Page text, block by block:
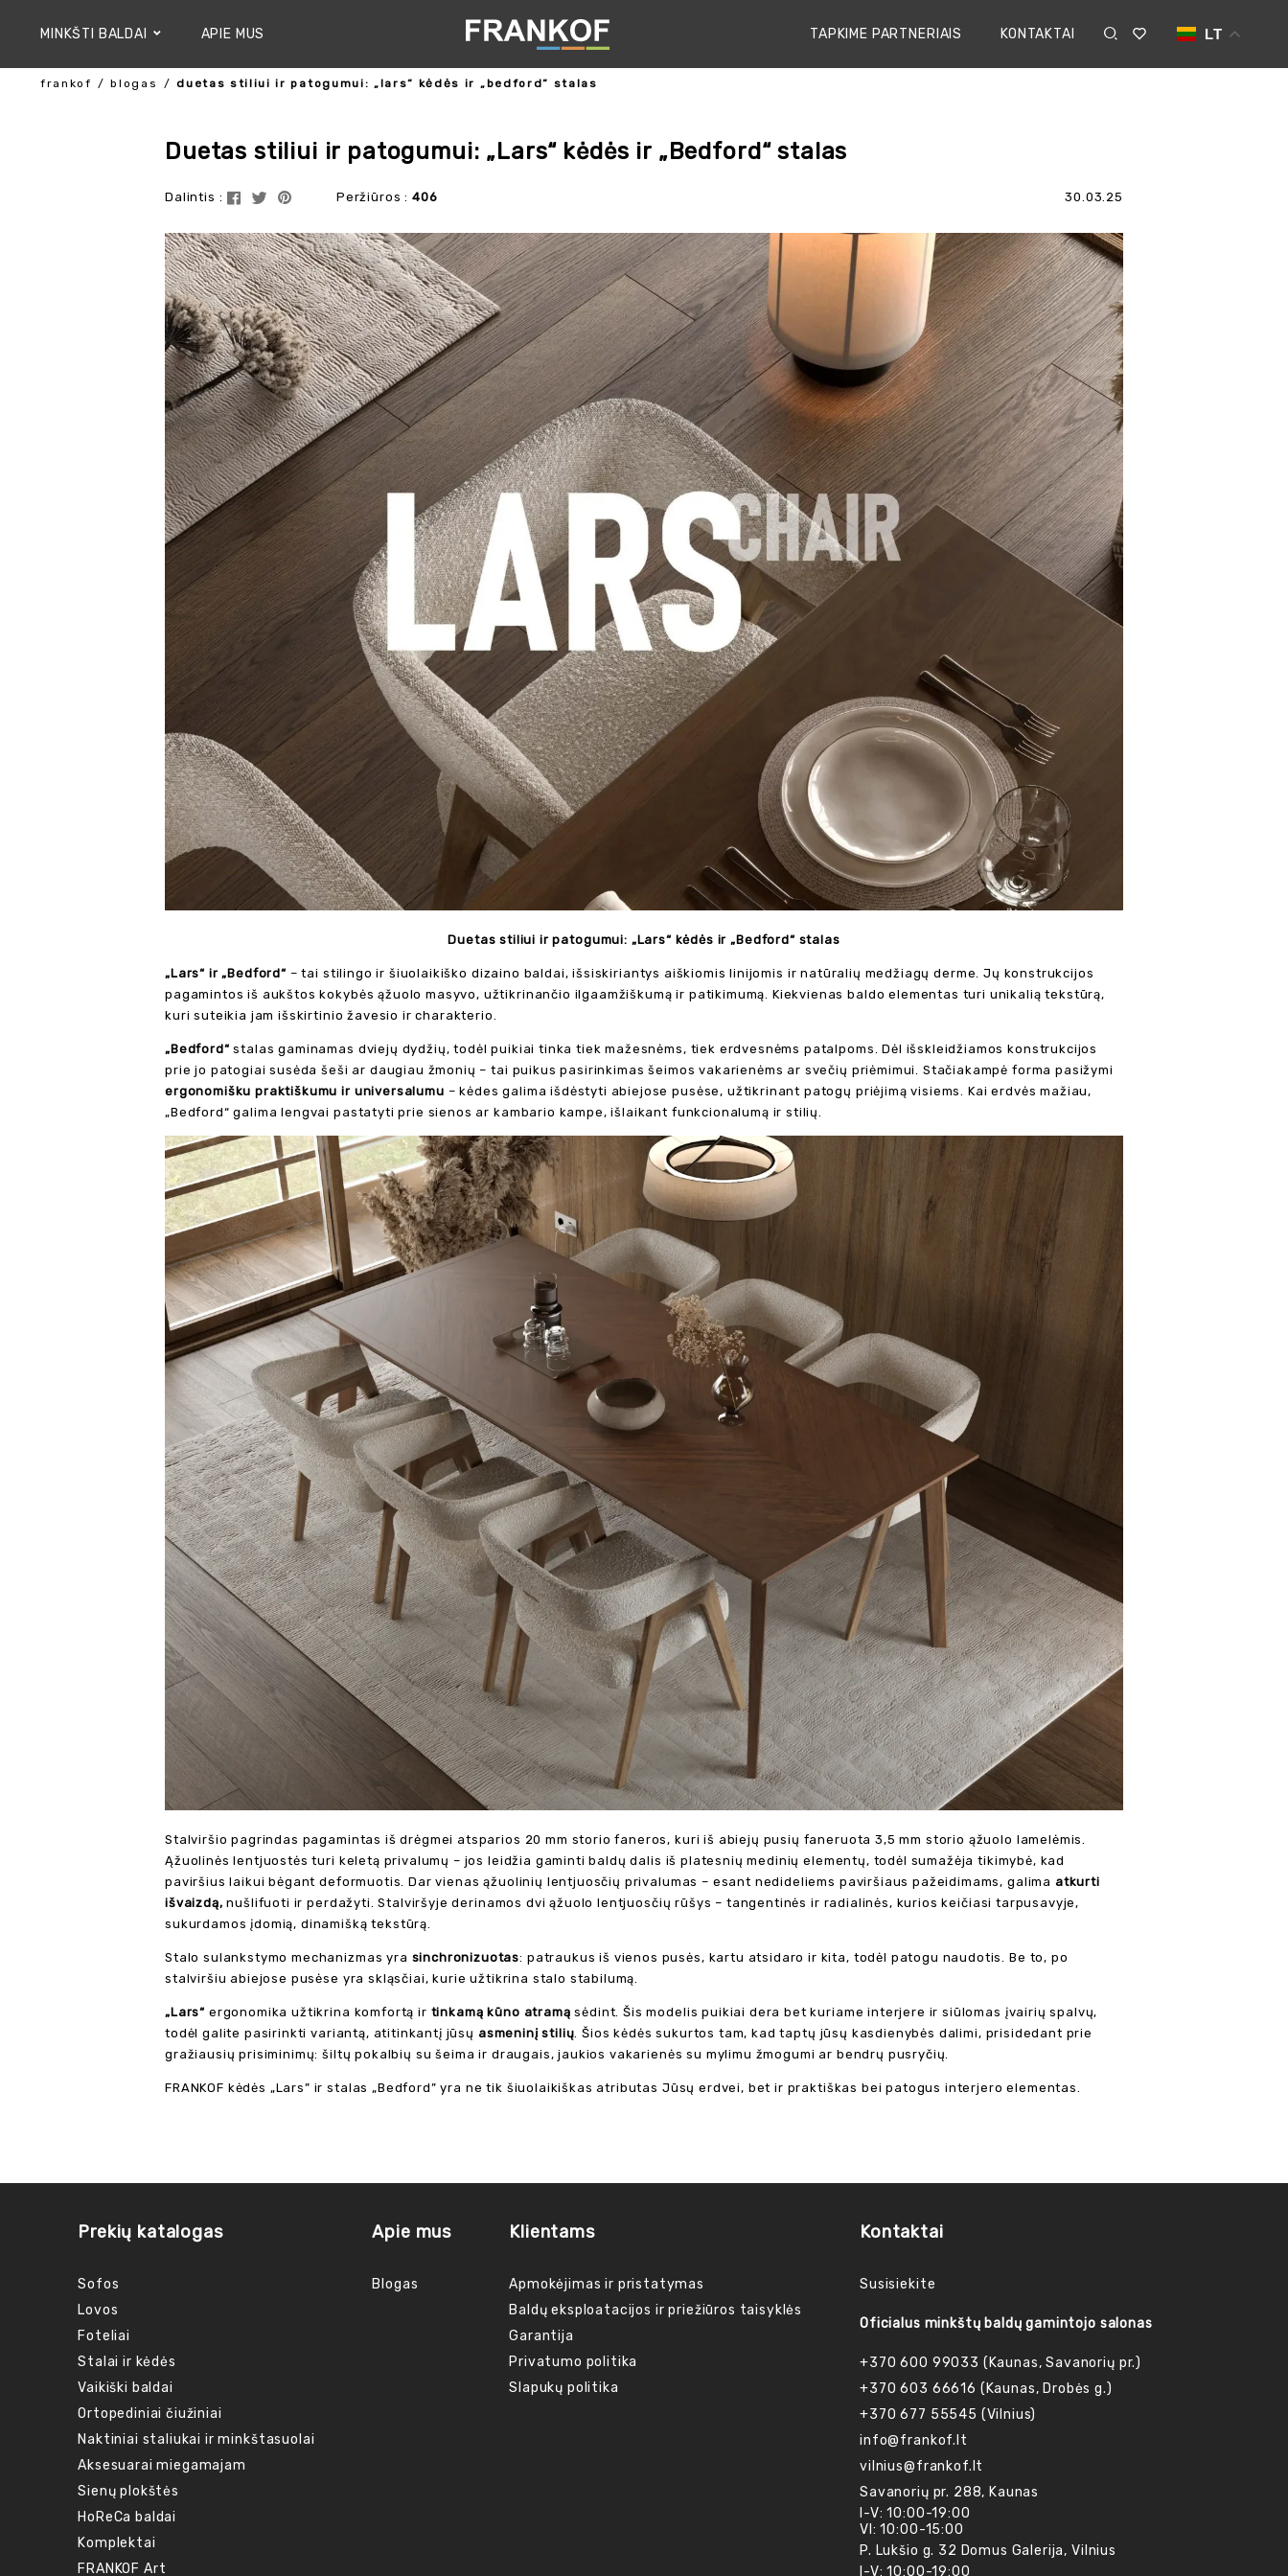
MINKŠTI BALDAI APIE MUS TAPKIME PARTNERIAIS KONTAKTAI LT
frankof blogas duetas stiliui ir patogumui: „lars“ kėdės ir „bedford“ stalas
Duetas stiliui ir patogumui: „Lars“ kėdės ir „Bedford“ stalas
Dalintis : Peržiūros :406 30.03.25
Duetas stiliui ir patogumui: „Lars“ kėdės ir „Bedford“ stalas
„Lars“ ir „Bedford“ – tai stilingo ir šiuolaikiško dizaino baldai, išsiskiriantys aiškiomis linijomis ir natūralių medžiagų derme. Jų konstrukcijos
pagamintos iš aukštos kokybės ąžuolo masyvo, užtikrinančio ilgaamžiškumą ir patikimumą. Kiekvienas baldo elementas turi unikalią tekstūrą,
kuri suteikia jam išskirtinio žavesio ir charakterio.
„Bedford“ stalas gaminamas dviejų dydžių, todėl puikiai tinka tiek mažesnėms, tiek erdvesnėms patalpoms. Dėl išskleidžiamos konstrukcijos
prie jo patogiai susėda šeši ar daugiau žmonių – tai puikus pasirinkimas šeimos vakarienėms ar svečių priėmimui. Stačiakampė forma pasižymi
ergonomišku praktiškumu ir universalumu – kėdes galima išdėstyti abiejose pusėse, užtikrinant patogų priėjimą visiems. Kai erdvės mažiau,
„Bedford“ galima lengvai pastatyti prie sienos ar kambario kampe, išlaikant funkcionalumą ir stilių.
Stalviršio pagrindas pagamintas iš drėgmei atsparios 20 mm storio faneros, kuri iš abiejų pusių faneruota 3,5 mm storio ąžuolo lamelėmis.
Ąžuolinės lentjuostės turi keletą privalumų – jos leidžia gaminti baldų dalis iš platesnių medinių elementų, todėl sumažėja tikimybė, kad
paviršius laikui bėgant deformuotis. Dar vienas ąžuolinių lentjuosčių privalumas – esant nedideliems paviršiaus pažeidimams, galima atkurti
išvaizdą, nušlifuoti ir perdažyti. Stalviršyje derinamos dvi ąžuolo lentjuosčių rūšys – tangentinės ir radialinės, kurios keičiasi tarpusavyje,
sukurdamos įdomią, dinamišką tekstūrą.
Stalo sulankstymo mechanizmas yra sinchronizuotas: patraukus iš vienos pusės, kartu atsidaro ir kita, todėl patogu naudotis. Be to, po
stalviršiu abiejose pusėse yra skląsčiai, kurie užtikrina stalo stabilumą.
„Lars“ ergonomika užtikrina komfortą ir tinkamą kūno atramą sėdint. Šis modelis puikiai dera bet kuriame interjere ir siūlomas įvairių spalvų,
todėl galite pasirinkti variantą, atitinkantį jūsų asmeninį stilių. Šios kėdės sukurtos tam, kad taptų jūsų kasdienybės dalimi, prisidedant prie
gražiausių prisiminimų: šiltų pokalbių su šeima ir draugais, jaukios vakarienės su mylimu žmogumi ar bendrų pusryčių.
FRANKOF kėdės „Lars” ir stalas „Bedford” yra ne tik šiuolaikiškas atributas Jūsų erdvei, bet ir praktiškas bei patogus interjero elementas.
Prekių katalogas
Sofos
Lovos
Foteliai
Stalai ir kėdės
Vaikiški baldai
Ortopediniai čiužiniai
Naktiniai staliukai ir minkštasuolai
Aksesuarai miegamajam
Sienų plokštės
HoReCa baldai
Komplektai
FRANKOF Art
Apie mus
Blogas
Klientams
Apmokėjimas ir pristatymas
Baldų eksploatacijos ir priežiūros taisyklės
Garantija
Privatumo politika
Slapukų politika
Kontaktai
Susisiekite
Oficialus minkštų baldų gamintojo salonas
+370 600 99033 (Kaunas, Savanorių pr.)
+370 603 66616 (Kaunas, Drobės g.)
+370 677 55545 (Vilnius)
info@frankof.lt
vilnius@frankof.lt
Savanorių pr. 288, Kaunas
I-V: 10:00-19:00
VI: 10:00-15:00
P. Lukšio g. 32 Domus Galerija, Vilnius
I-V: 10:00-19:00